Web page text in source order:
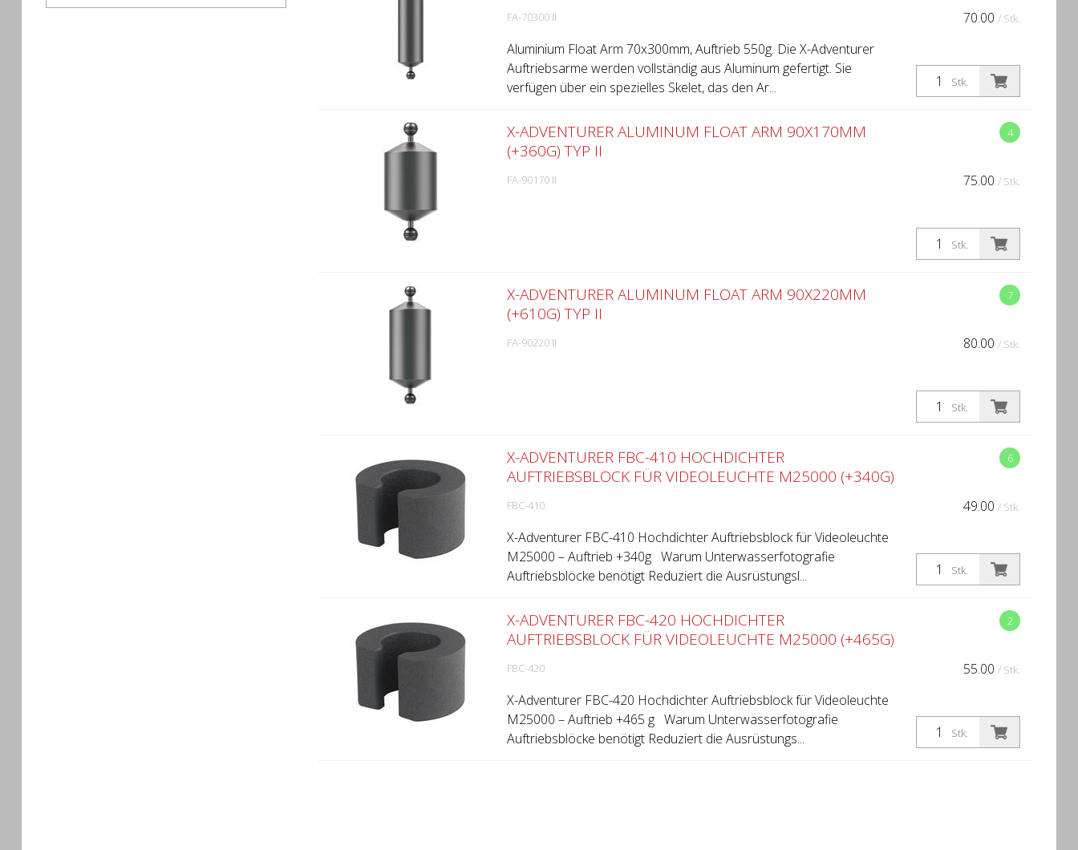
70.00 / Stk.
Stk.
FA-70300 II
Aluminium Float Arm 70x300mm, Auftrieb 550g. Die X-Adventurer
Auftriebsarme werden vollständig aus Aluminum gefertigt. Sie
verfügen über ein spezielles Skelet, das den Ar...
4
75.00 / Stk.
Stk.
X-ADVENTURER ALUMINUM FLOAT ARM 90X170MM
(+360G) TYP II
FA-90170 II
7
80.00 / Stk.
Stk.
X-ADVENTURER ALUMINUM FLOAT ARM 90X220MM
(+610G) TYP II
FA-90220 II
6
49.00 / Stk.
Stk.
X-ADVENTURER FBC-410 HOCHDICHTER
AUFTRIEBSBLOCK FÜR VIDEOLEUCHTE M25000 (+340G)
FBC-410
X-Adventurer FBC-410 Hochdichter Auftriebsblock für Videoleuchte
M25000 – Auftrieb +340g Warum Unterwasserfotografie
Auftriebsblöcke benötigt Reduziert die Ausrüstungsl...
2
55.00 / Stk.
Stk.
X-ADVENTURER FBC-420 HOCHDICHTER
AUFTRIEBSBLOCK FÜR VIDEOLEUCHTE M25000 (+465G)
FBC-420
X-Adventurer FBC-420 Hochdichter Auftriebsblock für Videoleuchte
M25000 – Auftrieb +465 g Warum Unterwasserfotografie
Auftriebsblöcke benötigt Reduziert die Ausrüstungs...